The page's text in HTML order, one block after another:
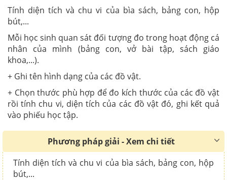
Tính diện tích và chu vi của bìa sách, bảng con, hộp
bút,...
Mỗi học sinh quan sát đối tượng đo trong hoạt động cá
nhân của mình (bảng con, vở bài tập, sách giáo
khoa,...).
+ Ghi tên hình dạng của các đồ vật.
+ Chọn thước phù hợp để đo kích thước của các đồ vật
rồi tính chu vi, diện tích của các đồ vật đó, ghi kết quả
vào phiếu học tập.
Phương pháp giải - Xem chi tiết
Tính diện tích và chu vi của bìa sách, bảng con, hộp
bút,...